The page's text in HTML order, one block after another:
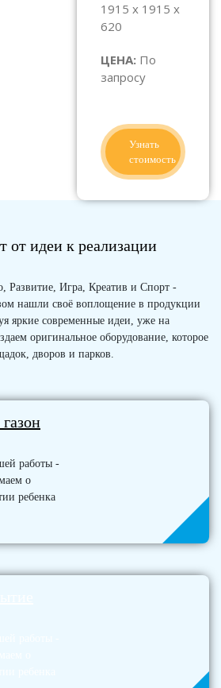
1915 x 1915 x
620
ЦЕНА: По
запросу
Узнать
стоимость
от идеи к реализации
Развитие, Игра, Креатив и Спорт -
нашли своё воплощение в продукции
яркие современные идеи, уже на
оригинальное оборудование, которое
дворов и парков.
работы -
о
ребенка